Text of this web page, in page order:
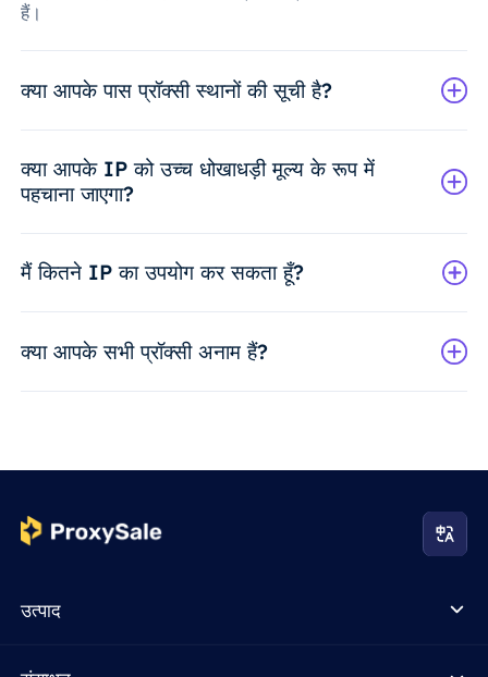
हैं।
क्या आपके पास प्रॉक्सी स्थानों की सूची है?
क्या आपके IP को उच्च धोखाधड़ी मूल्य के रूप में
पहचाना जाएगा?
मैं कितने IP का उपयोग कर सकता हूँ?
क्या आपके सभी प्रॉक्सी अनाम हैं?
उत्पाद